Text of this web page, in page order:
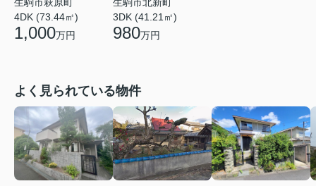
4DK (73.44㎡)
1,000万円
3DK (41.21㎡)
980万円
よく見られている物件